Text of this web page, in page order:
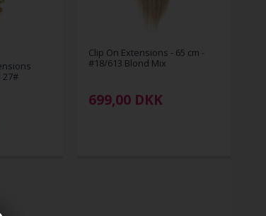
27#
Clip On Extensions - 65 cm -
#18/613 Blond Mix
699,00 DKK